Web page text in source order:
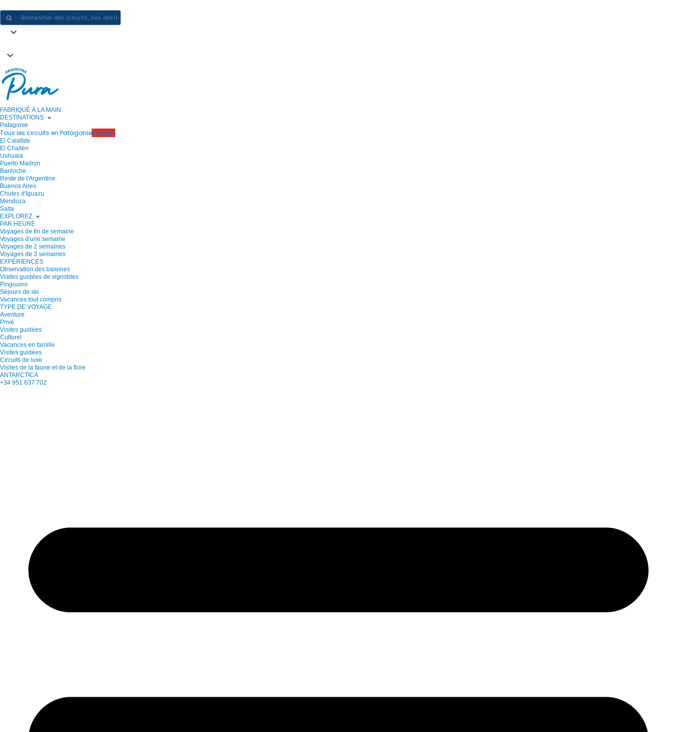
FABRIQUÉ À LA MAIN
DESTINATIONS
Patagonie
Tous les circuits en PatagonieOuvrez !
El Calafate
El Chaltén
Ushuaia
Puerto Madryn
Bariloche
Reste de l'Argentine
Buenos Aires
Chutes d'Iguazu
Mendoza
Salta
EXPLOREZ
PAR HEURE
Voyages de fin de semaine
Voyages d'une semaine
Voyages de 2 semaines
Voyages de 3 semaines
EXPÉRIENCES
Observation des baleines
Visites guidées de vignobles
Pingouins
Séjours de ski
Vacances tout compris
TYPE DE VOYAGE
Aventure
Privé
Visites guidées
Culturel
Vacances en famille
Visites guidées
Circuits de luxe
Visites de la faune et de la flore
ANTARCTICA
+34 951 637 702